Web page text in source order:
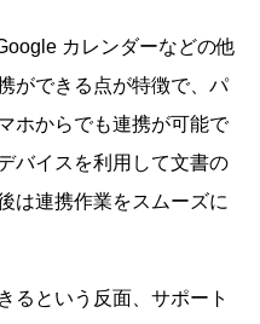
カレンダーなどの他
ができる点が特徴で、パ
ホからでも連携が可能で
バイスを利用して文書の
は連携作業をスムーズに
るという反面、サポート